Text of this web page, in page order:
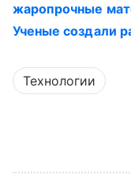
жаропрочные
Ученые создали
Технологии